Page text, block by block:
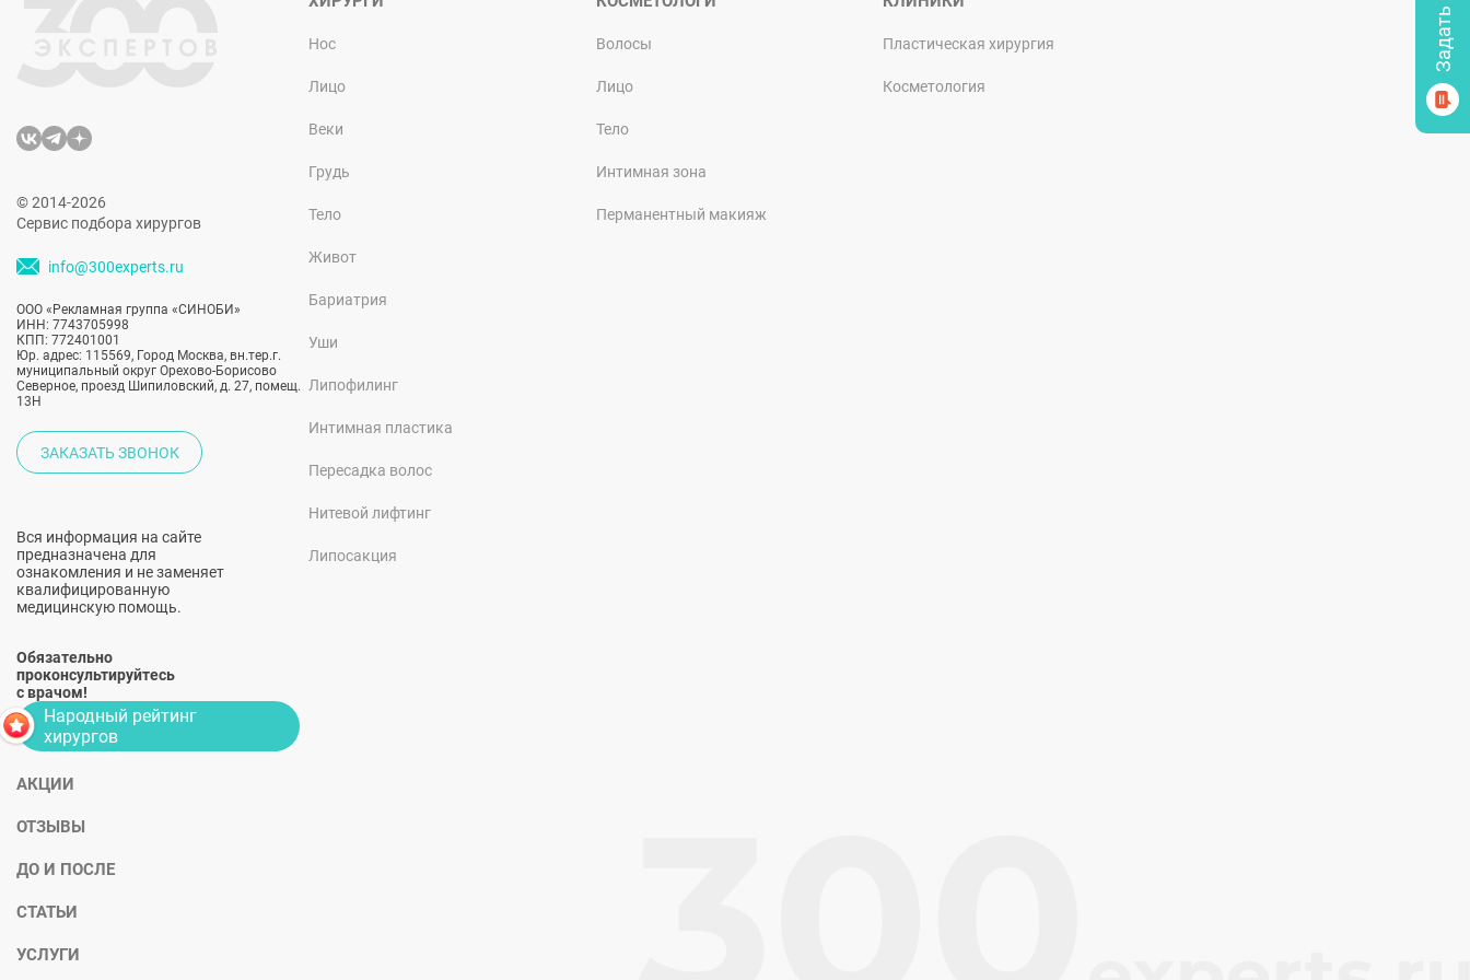
© 2014-2026
Сервис подбора хирургов
info@300experts.ru
ООО «Рекламная группа «СИНОБИ»
ИНН: 7743705998
КПП: 772401001
Юр. адрес: 115569, Город Москва, вн.тер.г.
муниципальный округ Орехово-Борисово
Северное, проезд Шипиловский, д. 27, помещ.
13Н
ЗАКАЗАТЬ ЗВОНОК
Вся информация на сайте
предназначена для
ознакомления и не заменяет
квалифицированную
медицинскую помощь.
Обязательно
проконсультируйтесь
с врачом!
Нос
Лицо
Веки
Грудь
Тело
Живот
Бариатрия
Уши
Липофилинг
Интимная пластика
Пересадка волос
Нитевой лифтинг
Липосакция
Волосы
Лицо
Тело
Интимная зона
Перманентный макияж
Пластическая хирургия
Косметология
Народный рейтинг
хирургов
АКЦИИ
ОТЗЫВЫ
ДО И ПОСЛЕ
СТАТЬИ
УСЛУГИ